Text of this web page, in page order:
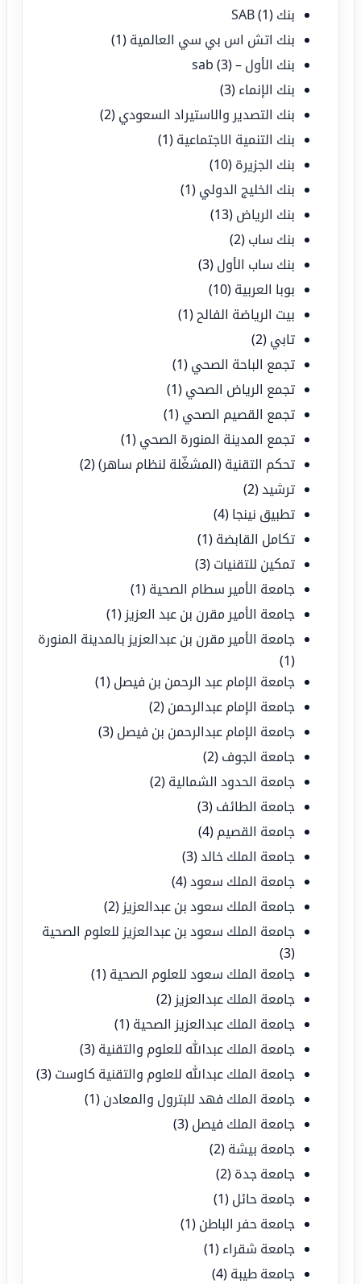
بنك SAB (1)
بنك اتش اس بي سي العالمية (1)
بنك الأول – sab(3)
بنك الإنماء (3)
بنك التصدير والاستيراد السعودي (2)
بنك التنمية الاجتماعية (1)
بنك الجزيرة (10)
بنك الخليج الدولي (1)
بنك الرياض (13)
بنك ساب (2)
بنك ساب الأول (3)
بوبا العربية (10)
بيت الرياضة الفالح (1)
تابي (2)
تجمع الباحة الصحي (1)
تجمع الرياض الصحي (1)
تجمع القصيم الصحي (1)
تجمع المدينة المنورة الصحي (1)
تحكم التقنية (المشغّلة لنظام ساهر)(2)
ترشيد(2)
تطبيق نينجا (4)
تكامل القابضة (1)
تمكين للتقنيات (3)
جامعة الأمير سطام الصحية (1)
جامعة الأمير مقرن بن عبد العزيز (1)
جامعة الأمير مقرن بن عبدالعزيز بالمدينة المنورة
(1)
جامعة الإمام عبد الرحمن بن فيصل (1)
جامعة الإمام عبدالرحمن (2)
جامعة الإمام عبدالرحمن بن فيصل (3)
جامعة الجوف (2)
جامعة الحدود الشمالية (2)
جامعة الطائف (3)
جامعة القصيم (4)
جامعة الملك خالد(3)
جامعة الملك سعود(4)
جامعة الملك سعود بن عبدالعزيز (2)
جامعة الملك سعود بن عبدالعزيز للعلوم الصحية
(3)
جامعة الملك سعود للعلوم الصحية (1)
جامعة الملك عبدالعزيز (2)
جامعة الملك عبدالعزيز الصحية (1)
جامعة الملك عبدالله للعلوم والتقنية (3)
جامعة الملك عبدالله للعلوم والتقنية كاوست (3)
جامعة الملك فهد للبترول والمعادن (1)
جامعة الملك فيصل (3)
جامعة بيشة (2)
جامعة جدة (2)
جامعة حائل (1)
جامعة حفر الباطن (1)
جامعة شقراء (1)
جامعة طيبة (4)